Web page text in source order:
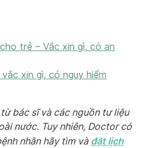
trẻ – Vắc xin gì, có an
xin gì, có nguy hiểm
bác sĩ và các nguồn tư liệu
nước. Tuy nhiên, Doctor có
nhân hãy tìm và đặt lịch